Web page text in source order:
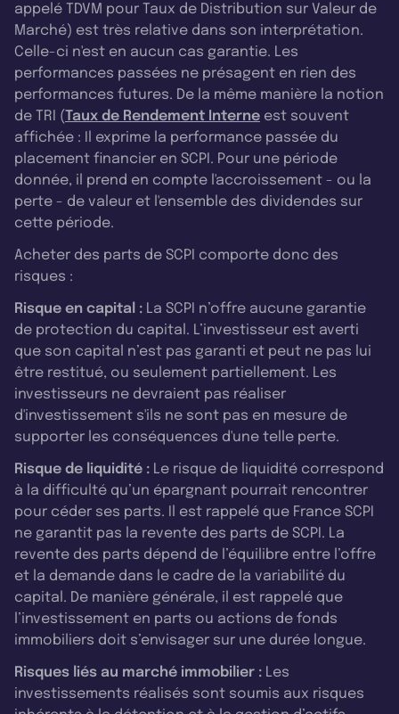
appelé TDVM pour Taux de Distribution sur Valeur de
Marché) est très relative dans son interprétation.
Celle-ci n'est en aucun cas garantie. Les
performances passées ne présagent en rien des
performances futures. De la même manière la notion
de TRI (Taux de Rendement Interne est souvent
affichée : Il exprime la performance passée du
placement financier en SCPI. Pour une période
donnée, il prend en compte l'accroissement - ou la
perte - de valeur et l'ensemble des dividendes sur
cette période.
Acheter des parts de SCPI comporte donc des
risques :
Risque en capital : La SCPI n’offre aucune garantie
de protection du capital. L’investisseur est averti
que son capital n’est pas garanti et peut ne pas lui
être restitué, ou seulement partiellement. Les
investisseurs ne devraient pas réaliser
d'investissement s'ils ne sont pas en mesure de
supporter les conséquences d'une telle perte.
Risque de liquidité : Le risque de liquidité correspond
à la difficulté qu’un épargnant pourrait rencontrer
pour céder ses parts. Il est rappelé que France SCPI
ne garantit pas la revente des parts de SCPI. La
revente des parts dépend de l’équilibre entre l’offre
et la demande dans le cadre de la variabilité du
capital. De manière générale, il est rappelé que
l’investissement en parts ou actions de fonds
immobiliers doit s’envisager sur une durée longue.
Risques liés au marché immobilier : Les
investissements réalisés sont soumis aux risques